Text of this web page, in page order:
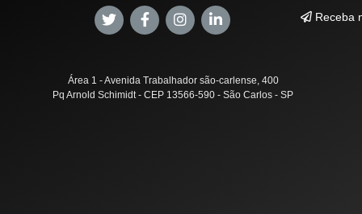
Receba
Área 1 - Avenida Trabalhador são-carlense, 400
Pq Arnold Schimidt - CEP 13566-590 - São Carlos - SP